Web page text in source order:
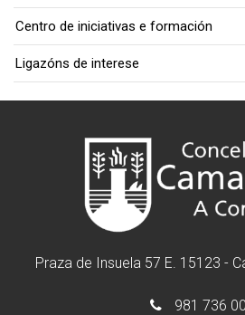
Centro de iniciativas e formación
Ligazóns de interese
Praza de Insuela 57 E. 15123 -
981 736